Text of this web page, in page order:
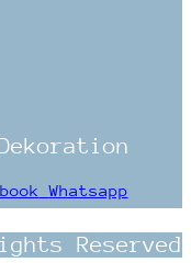
Whatsapp
Reserved